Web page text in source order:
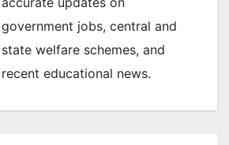
government jobs, central and
state welfare schemes, and
recent educational news.